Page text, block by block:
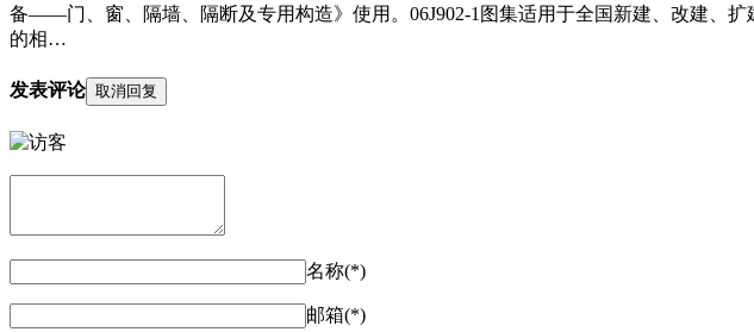
备——门、窗、隔墙、隔断及专用构造》使用。06J902-1图集适用于全国新建、改建、
的相…
发表评论 取消回复
名称(*)
邮箱(*)